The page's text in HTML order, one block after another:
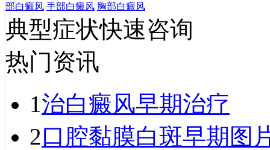
部白癜风 手部白癜风 胸部白癜风
典型症状快速咨询
热门资讯
1治白癜风早期治疗
2口腔黏膜白斑早期图